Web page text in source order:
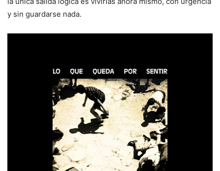
y sin guardarse nada.